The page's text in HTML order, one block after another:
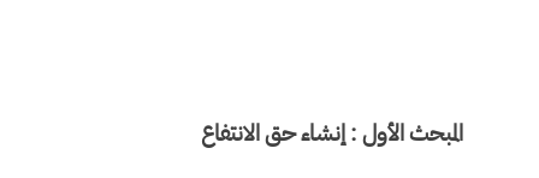
المبحث الأول : إنشاء حق الانتفاع